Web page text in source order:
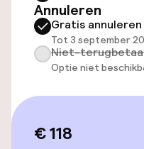
Voor
Kamers
Annuleren
Gratis annuleren
Tot 3 september
Niet-
Optie niet
€ 118